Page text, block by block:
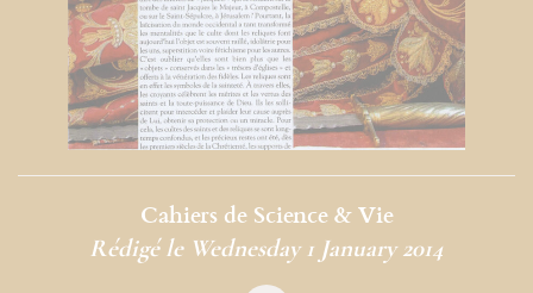
Cahiers de Science & Vie
Rédigé le Wednesday 1 January 2014